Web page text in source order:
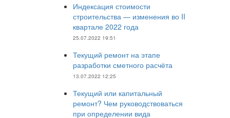
Индексация стоимости
строительства — изменения во II
квартале 2022 года
25.07.2022 19:51
Текущий ремонт на этапе
разработки сметного расчёта
13.07.2022 12:25
Текущий или капитальный
ремонт? Чем руководствоваться
при определении вида